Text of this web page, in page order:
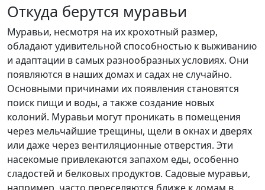
Откуда берутся муравьи
Муравьи, несмотря на их крохотный размер,
обладают удивительной способностью к выживанию
и адаптации в самых разнообразных условиях. Они
появляются в наших домах и садах не случайно.
Основными причинами их появления становятся
поиск пищи и воды, а также создание новых
колоний. Муравьи могут проникать в помещения
через мельчайшие трещины, щели в окнах и дверях
или даже через вентиляционные отверстия. Эти
насекомые привлекаются запахом еды, особенно
сладостей и белковых продуктов. Садовые муравьи,